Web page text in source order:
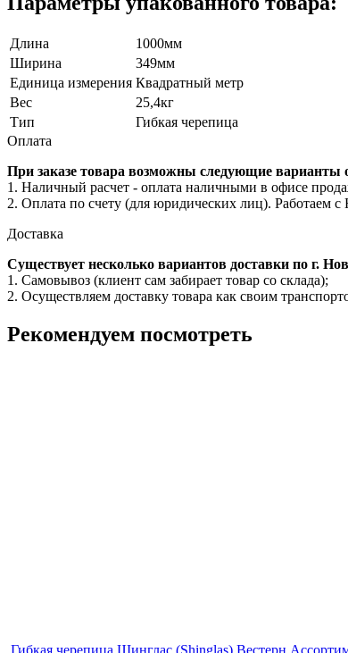
Длина
1000мм
Ширина
349мм
Единица измерения Квадратный метр
Вес
25,4кг
Тип
Гибкая черепица
Оплата
При заказе товара возможны следующие варианты
1. Наличный расчет - оплата наличными в офисе
2. Оплата по счету (для юридических лиц). Работаем
Доставка
Существует несколько вариантов доставки по г.
1. Самовывоз (клиент сам забирает товар со склада);
2. Осуществляем доставку товара как своим
Рекомендуем посмотреть